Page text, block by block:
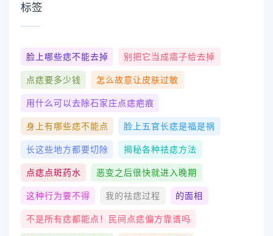
标签
脸上哪些痣不能去掉 别把它当成痦子给去掉
点痣要多少钱 怎么故意让皮肤过敏
用什么可以去除石家庄点痣疤痕
身上有哪些痣不能点 脸上五官长痣是福是祸
长这些地方都要切除 揭秘各种祛痣方法
点痣点斑药水 恶变之后很快就进入晚期
这种行为要不得 我的祛痣过程 的面相
不是所有痣都能点！民间点痣偏方靠谱吗